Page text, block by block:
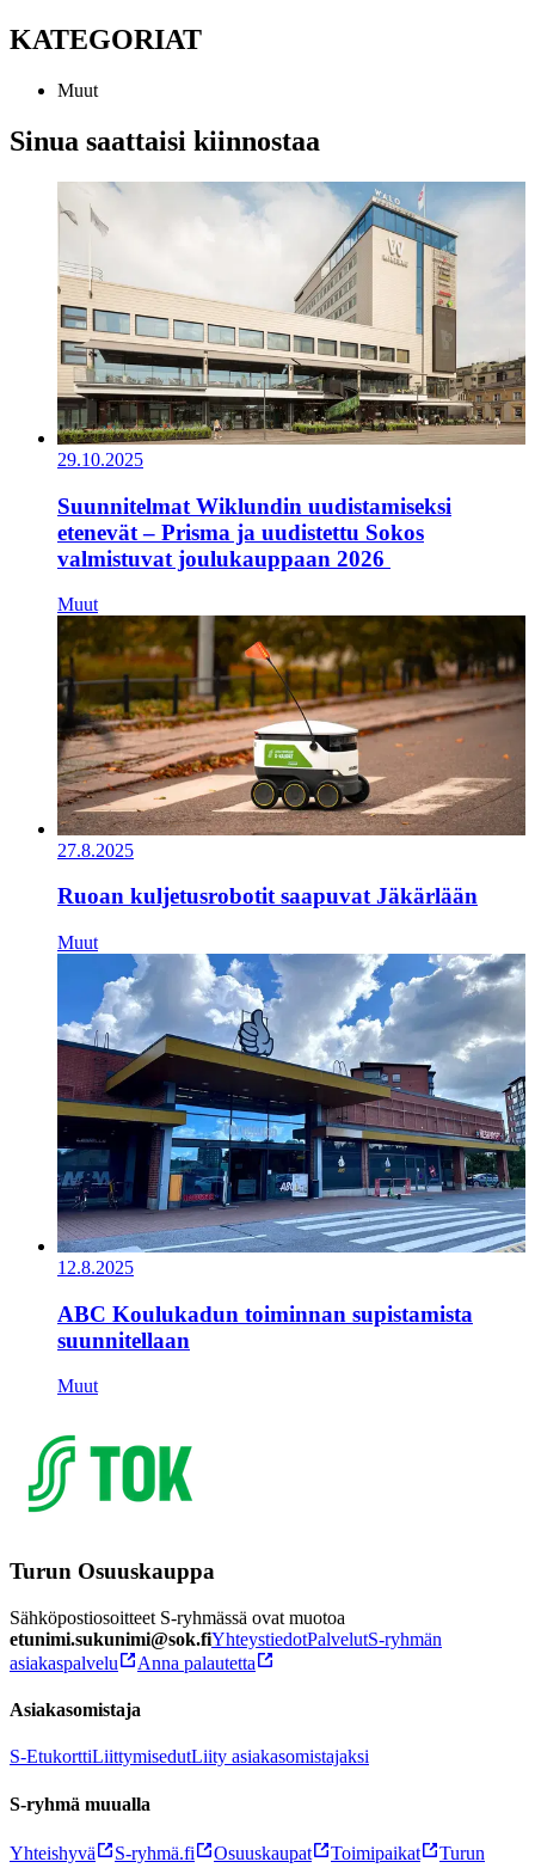
KATEGORIAT
Muut
Sinua saattaisi kiinnostaa
29.10.2025
Suunnitelmat Wiklundin uudistamiseksi
etenevät – Prisma ja uudistettu Sokos
valmistuvat joulukauppaan 2026
Muut
27.8.2025
Ruoan kuljetusrobotit saapuvat Jäkärlään
Muut
12.8.2025
ABC Koulukadun toiminnan supistamista
suunnitellaan
Muut
Turun Osuuskauppa
Sähköpostiosoitteet S-ryhmässä ovat muotoa
etunimi.sukunimi@sok.fiYhteystiedotPalvelutS-ryhmän
asiakaspalvelu
Anna palautetta
Asiakasomistaja
S-EtukorttiLiittymisedutLiity asiakasomistajaksi
S-ryhmä muualla
Yhteishyvä S-ryhmä.fi Osuuskaupat Toimipaikat
Turun